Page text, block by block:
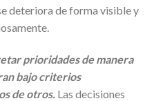
deteriora de forma visible y
prioridades de manera
bajo criterios
de otros. Las decisiones